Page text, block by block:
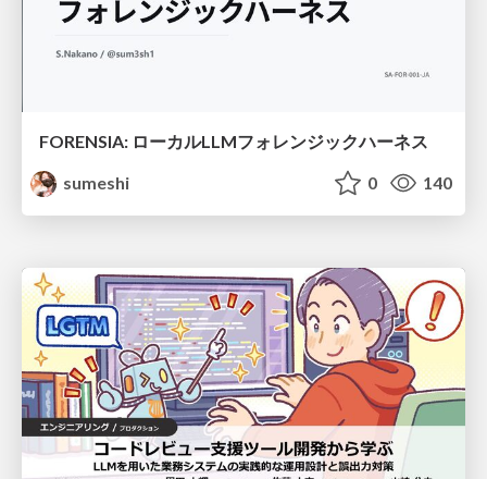
FORENSIA: ローカルLLMフォレンジックハーネス
sumeshi
0 140